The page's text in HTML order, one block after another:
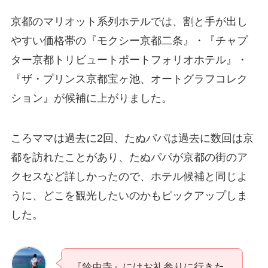
京都のマリオット系列ホテルでは、割と手が出し
やすい価格帯の『モクシー京都二条』・『チャプ
ター京都トリビュートポートフォリオホテル』・
『ザ・プリンス京都宝ヶ池、オートグラフコレク
ション』が候補に上がりました。
ころママは過去に2回、たぬパパは過去に数回は京
都を訪れたことがあり、たぬパパが京都の街のア
クセスなど詳しかったので、ホテル候補と同じよ
うに、どこを観光したいのかもピックアップしま
した。